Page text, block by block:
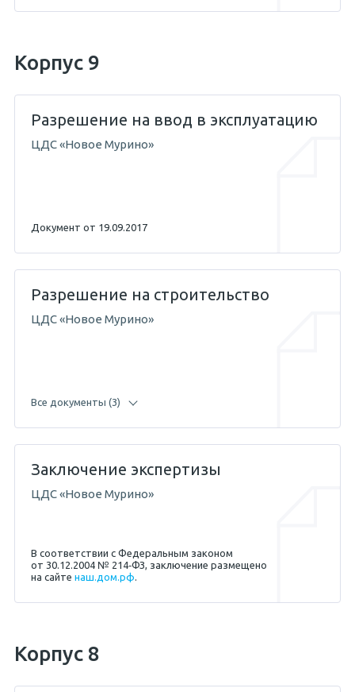
04.05.2017 — Абикенов А.М.
Корпус 9
Разрешение на ввод в эксплуатацию
ЦДС «Новое Мурино»
Документ от 19.09.2017
Разрешение на строительство
ЦДС «Новое Мурино»
Все документы (3)
28.08.2017 — Абикенов А.М.
26.08.2013 — Жигунов С.Е.
Заключение экспертизы
ЦДС «Новое Мурино»
В соответствии с Федеральным законом
от 30.12.2004 № 214‐ФЗ, заключение размещено
на сайте наш.дом.рф.
Корпус 8